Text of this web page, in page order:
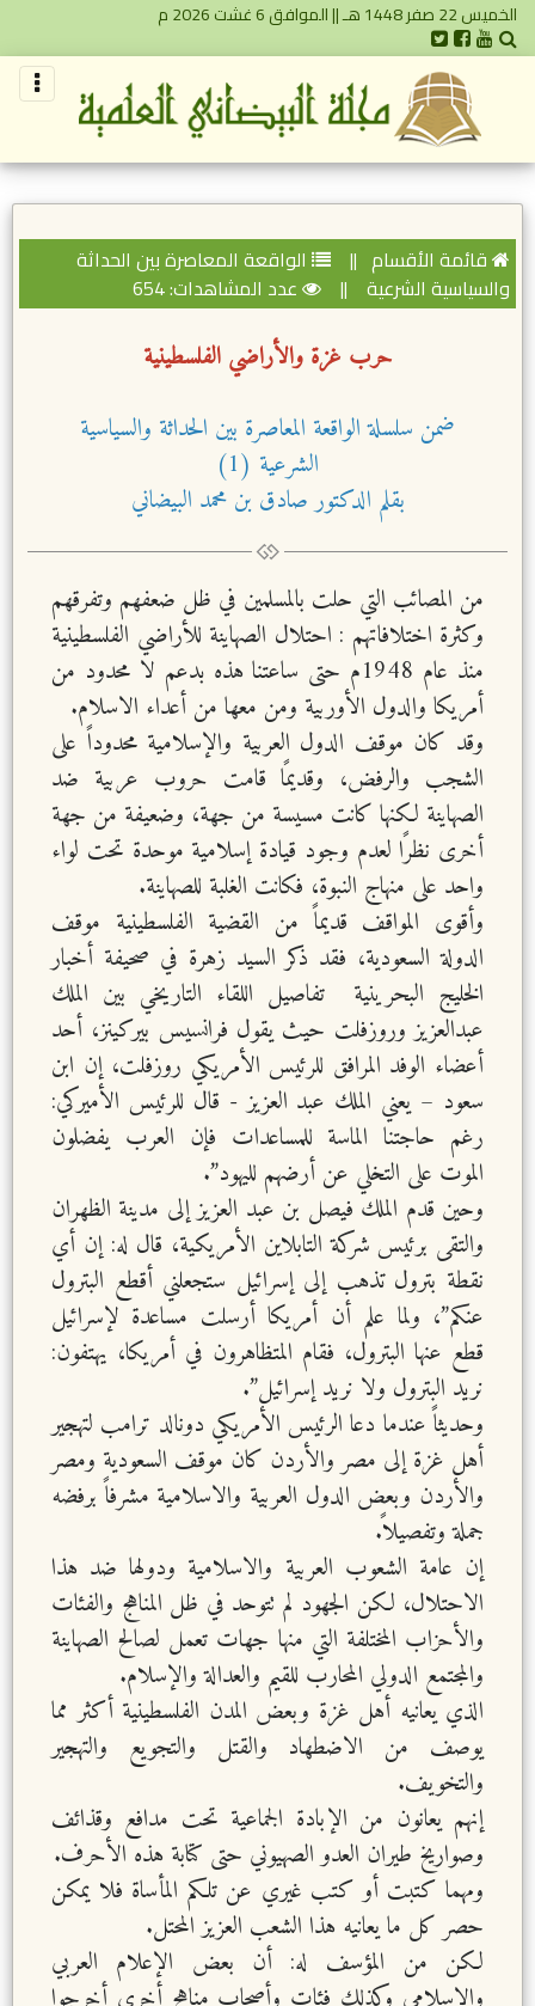
الخميس 22 صفر 1448 هـ || الموافق 6 غشت 2026 م
قائمة الأقسام ||
الواقعة المعاصرة بين الحداثة
والسياسية الشرعية || عدد المشاهدات: 654
حرب غزة والأراضي الفلسطينية
ضمن سلسلة الواقعة المعاصرة بين الحداثة والسياسية
الشرعية (1)
بقلم الدكتور صادق بن محمد البيضاني
من المصائب التي حلت بالمسلمين في ظل ضعفهم وتفرقهم
وكثرة اختلافاتهم : احتلال الصهاينة للأراضي الفلسطينية
منذ عام 1948م حتى ساعتنا هذه بدعم لا محدود من
أمريكا والدول الأوربية ومن معها من أعداء الاسلام.
وقد كان موقف الدول العربية والإسلامية محدوداً على
الشجب والرفض، وقديمًا قامت حروب عربية ضد
الصهاينة لكنها كانت مسيسة من جهة، وضعيفة من جهة
أخرى نظرًا لعدم وجود قيادة إسلامية موحدة تحت لواء
واحد على منهاج النبوة، فكانت الغلبة للصهاينة.
وأقوى المواقف قديماً من القضية الفلسطينية موقف
الدولة السعودية، فقد ذكر السيد زهرة في صحيفة أخبار
الخليج البحرينية تفاصيل اللقاء التاريخي بين الملك
عبدالعزيز وروزفلت حيث يقول فرانسيس بيركينز، أحد
أعضاء الوفد المرافق للرئيس الأمريكي روزفلت، إن ابن
سعود – يعني الملك عبد العزيز - قال للرئيس الأميركي:
رغم حاجتنا الماسة للمساعدات فإن العرب يفضلون
الموت على التخلي عن أرضهم لليهود”.
وحين قدم الملك فيصل بن عبد العزيز إلى مدينة الظهران
والتقى برئيس شركة التابلاين الأمريكية، قال له: إن أي
نقطة بترول تذهب إلى إسرائيل ستجعلني أقطع البترول
عنكم”، ولما علم أن أمريكا أرسلت مساعدة لإسرائيل
قطع عنها البترول، فقام المتظاهرون في أمريكا، يهتفون:
نريد البترول ولا نريد إسرائيل”.
وحديثاً عندما دعا الرئيس الأمريكي دونالد ترامب لتهجير
أهل غزة إلى مصر والأردن كان موقف السعودية ومصر
والأردن وبعض الدول العربية والاسلامية مشرفاً برفضه
جملة وتفصيلاً.
إن عامة الشعوب العربية والاسلامية ودولها ضد هذا
الاحتلال، لكن الجهود لم تتوحد في ظل المناهج والفئات
والأحزاب المختلفة التي منها جهات تعمل لصالح الصهاينة
والمجتمع الدولي المحارب للقيم والعدالة والإسلام.
الذي يعانيه أهل غزة وبعض المدن الفلسطينية أكثر مما
يوصف من الاضطهاد والقتل والتجويع والتهجير
والتخويف.
إنهم يعانون من الإبادة الجماعية تحت مدافع وقذائف
وصواريخ طيران العدو الصهيوني حتى كتابة هذه الأحرف.
ومهما كتبت أو كتب غيري عن تلكم المأساة فلا يمكن
حصر كل ما يعانيه هذا الشعب العزيز المحتل.
لكن من المؤسف له: أن بعض الإعلام العربي